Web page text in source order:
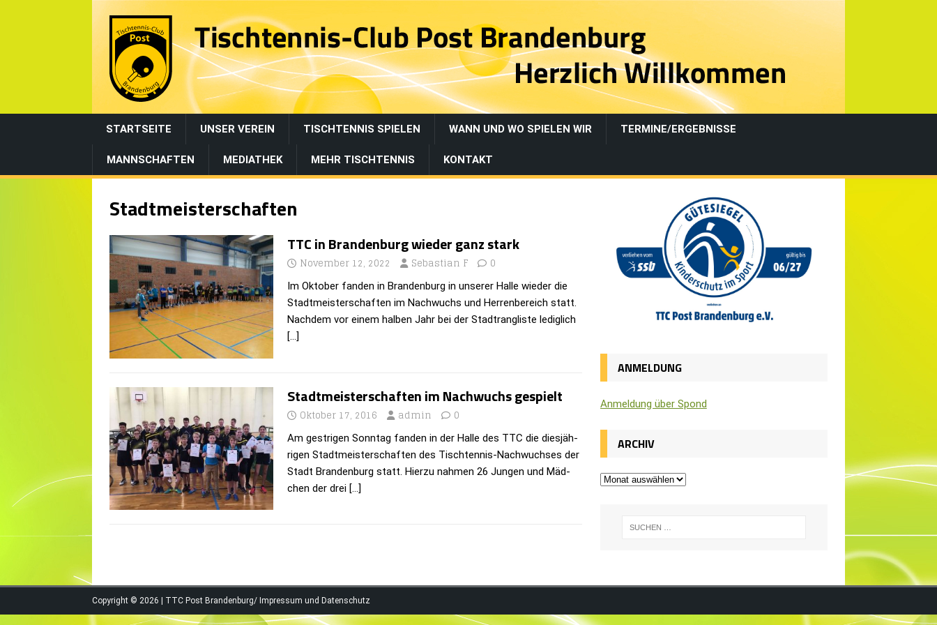
STARTSEITE UNSER VEREIN TISCHTENNIS SPIELEN WANN UND WO SPIELEN WIR TERMINE/ERGEBNISSE
MANNSCHAFTEN MEDIATHEK MEHR TISCHTENNIS KONTAKT
Stadtmeisterschaften
TTC in Brandenburg wieder ganz stark
November 12, 2022 Sebastian F 0
Im Okto­ber fan­den in Bran­den­burg in unse­rer Halle wie­der die
Stadt­meis­ter­schaf­ten im Nach­wuchs und Her­ren­be­reich statt.
Nach­dem vor einem hal­ben Jahr bei der Stadt­rang­liste ledig­lich
[…]
Stadtmeisterschaften im Nachwuchs gespielt
Oktober 17, 2016 admin 0
Am gest­ri­gen Sonn­tag fan­den in der Halle des TTC die dies­jäh­
ri­gen Stadt­meis­ter­schaf­ten des Tisch­­ten­­nis-Nach­­wuch­­ses der
Stadt Bran­den­burg statt. Hierzu nah­men 26 Jun­gen und Mäd­
chen der drei […]
ANMELDUNG
Anmel­dung über Spond
ARCHIV
Copyright © 2026 | TTC Post Brandenburg/ Impressum und Datenschutz